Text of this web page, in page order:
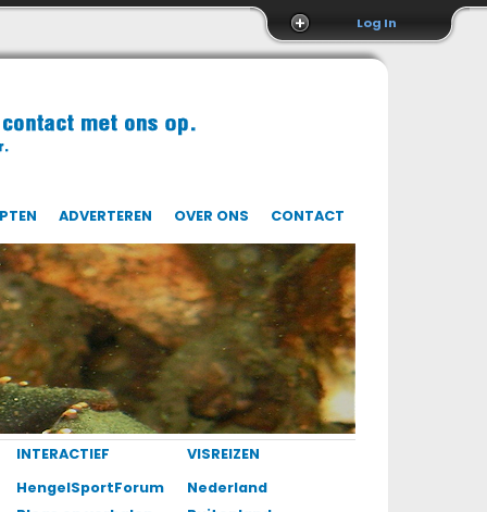
Log In
ADVERTEREN OVER ONS CONTACT
INTERACTIEF
HengelSportForum
VISREIZEN
Nederland